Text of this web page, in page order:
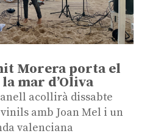
Morera porta el
mar d’Oliva
acollirà dissabte
amb Joan Mel i un
valenciana